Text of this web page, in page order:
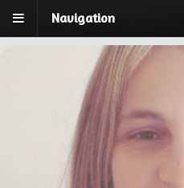
Navigation